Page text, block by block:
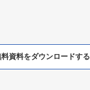
料資料をダウンロードする